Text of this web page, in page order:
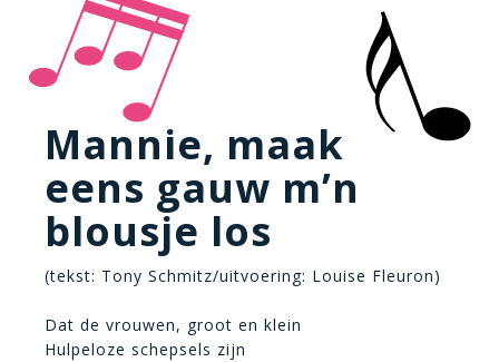
Mannie, maak
eens gauw m’n
blousje los
(tekst: Tony Schmitz/uitvoering: Louise Fleuron)
Dat de vrouwen, groot en klein
Hulpeloze schepsels zijn